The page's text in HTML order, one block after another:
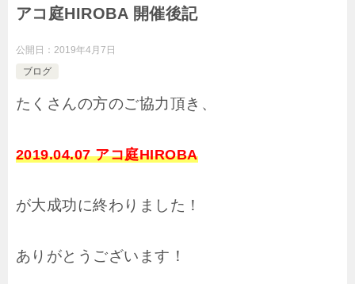
アコ庭HIROBA 開催後記
公開日： 2019年4月7日
ブログ
たくさんの方のご協力頂き、
2019.04.07 アコ庭HIROBA
が大成功に終わりました！
ありがとうございます！